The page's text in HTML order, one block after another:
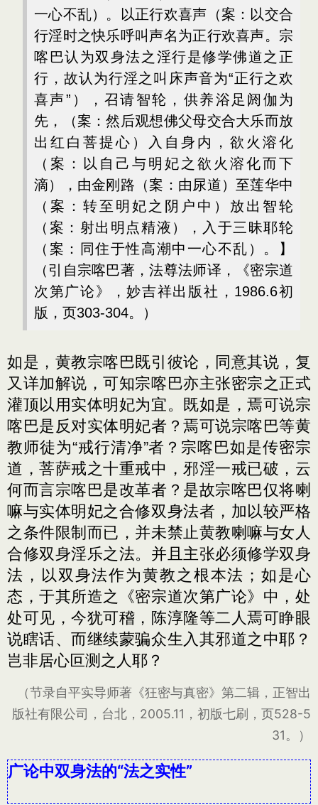
一心不乱）。以正行欢喜声（案：以交合
行淫时之快乐呼叫声名为正行欢喜声。宗
喀巴认为双身法之淫行是修学佛道之正
行，故认为行淫之叫床声音为“正行之欢
喜声”），召请智轮，供养浴足阏伽为
先，（案：然后观想佛父母交合大乐而放
出红白菩提心）入自身内，欲火溶化
（案：以自己与明妃之欲火溶化而下
滴），由金刚路（案：由尿道）至莲华中
（案：转至明妃之阴户中）放出智轮
（案：射出明点精液），入于三昧耶轮
（案：同住于性高潮中一心不乱）。】
（引自宗喀巴著，法尊法师译，《密宗道
次第广论》，妙吉祥出版社，1986.6初
版，页303-304。）
如是，黄教宗喀巴既引彼论，同意其说，复
又详加解说，可知宗喀巴亦主张密宗之正式
灌顶以用实体明妃为宜。既如是，焉可说宗
喀巴是反对实体明妃者？焉可说宗喀巴等黄
教师徒为“戒行清净”者？宗喀巴如是传密宗
道，菩萨戒之十重戒中，邪淫一戒已破，云
何而言宗喀巴是改革者？是故宗喀巴仅将喇
嘛与实体明妃之合修双身法者，加以较严格
之条件限制而已，并未禁止黄教喇嘛与女人
合修双身淫乐之法。并且主张必须修学双身
法，以双身法作为黄教之根本法；如是心
态，于其所造之《密宗道次第广论》中，处
处可见，今犹可稽，陈淳隆等二人焉可睁眼
说瞎话、而继续蒙骗众生入其邪道之中耶？
岂非居心叵测之人耶？
（节录自平实导师著《狂密与真密》第二辑，正智出
版社有限公司，台北，2005.11，初版七刷，页528-5
31。）
广论中双身法的“法之实性”